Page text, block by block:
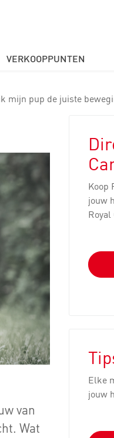
VERKOOPPUNTEN
mijn pup de juiste
van
Wat
Koop
jouw
Royal
Elke
jouw